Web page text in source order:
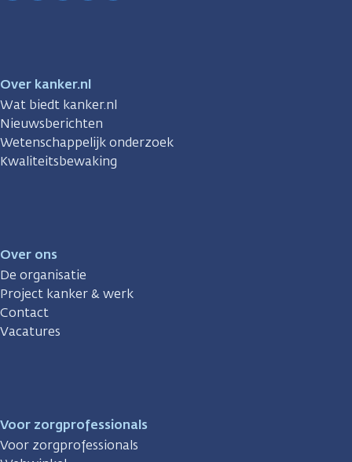
Over kanker.nl
Wat biedt kanker.nl
Nieuwsberichten
Wetenschappelijk onderzoek
Kwaliteitsbewaking
Over ons
De organisatie
Project kanker & werk
Contact
Vacatures
Voor zorgprofessionals
Voor zorgprofessionals